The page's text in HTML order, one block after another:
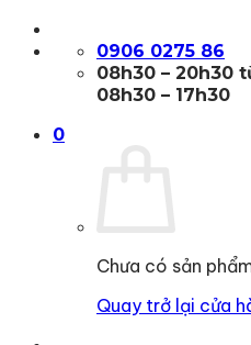
qua
0906 0275 86
08h30 – 20h30
08h30 – 17h30
0
Chưa có sản
Quay trở lại cửa